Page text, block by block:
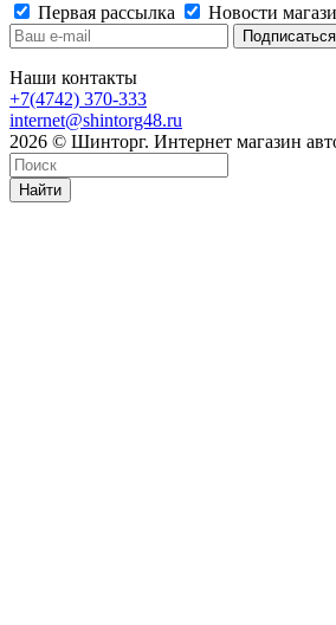
Первая рассылка
Новости
Наши контакты
+7(4742) 370-333
internet@shintorg48.ru
2026 © Шинторг. Интернет магазин
Найти